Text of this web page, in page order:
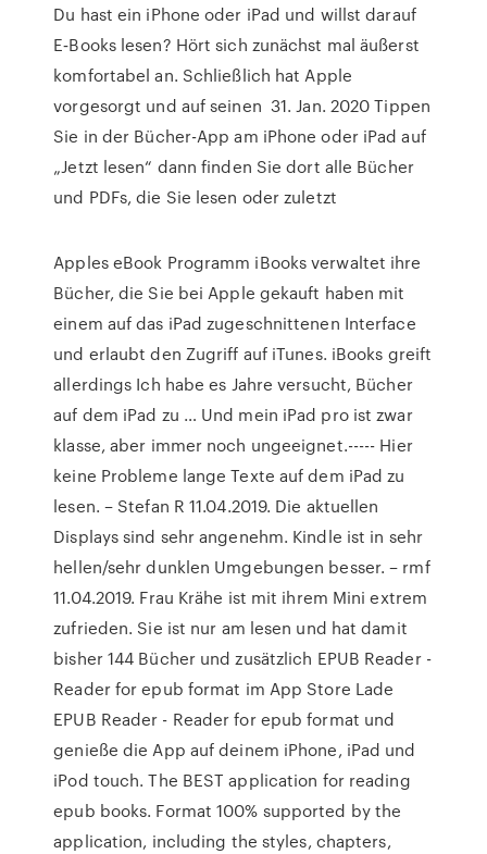
Du hast ein iPhone oder iPad und willst darauf
E‑Books lesen? Hört sich zunächst mal äußerst
komfortabel an. Schließlich hat Apple
vorgesorgt und auf seinen 31. Jan. 2020 Tippen
Sie in der Bücher-App am iPhone oder iPad auf
„Jetzt lesen“ dann finden Sie dort alle Bücher
und PDFs, die Sie lesen oder zuletzt
Apples eBook Programm iBooks verwaltet ihre
Bücher, die Sie bei Apple gekauft haben mit
einem auf das iPad zugeschnittenen Interface
und erlaubt den Zugriff auf iTunes. iBooks greift
allerdings Ich habe es Jahre versucht, Bücher
auf dem iPad zu … Und mein iPad pro ist zwar
klasse, aber immer noch ungeeignet.----- Hier
keine Probleme lange Texte auf dem iPad zu
lesen. – Stefan R 11.04.2019. Die aktuellen
Displays sind sehr angenehm. Kindle ist in sehr
hellen/sehr dunklen Umgebungen besser. – rmf
11.04.2019. Frau Krähe ist mit ihrem Mini extrem
zufrieden. Sie ist nur am lesen und hat damit
bisher 144 Bücher und zusätzlich ‎EPUB Reader -
Reader for epub format im App Store Lade
EPUB Reader - Reader for epub format und
genieße die App auf deinem iPhone, iPad und
iPod touch. ‎The BEST application for reading
epub books. Format 100% supported by the
application, including the styles, chapters,